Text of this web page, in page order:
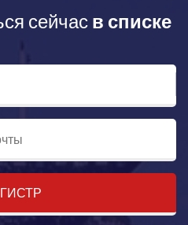
сейчас в списке